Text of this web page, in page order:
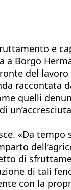
e
a Borgo
del
raccontata
quelli
«Da tempo
di
di tali
con la